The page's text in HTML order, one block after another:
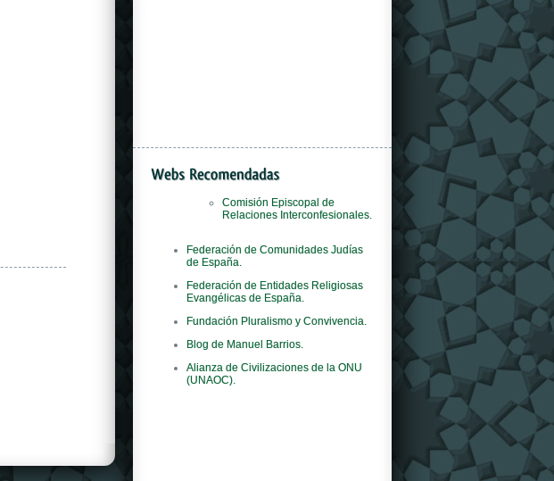
Comisión Episcopal de
Relaciones Interconfesionales.
del marchio ad adottare questo concept
innovativo.
Federación de Comunidades Judías
de España.
Federación de Entidades Religiosas
Evangélicas de España.
Fundación Pluralismo y Convivencia.
Blog de Manuel Barrios.
Alianza de Civilizaciones de la ONU
(UNAOC).